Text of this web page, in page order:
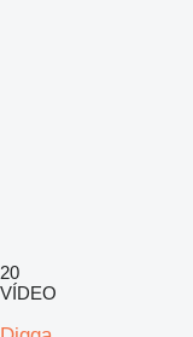
20
VÍDEO